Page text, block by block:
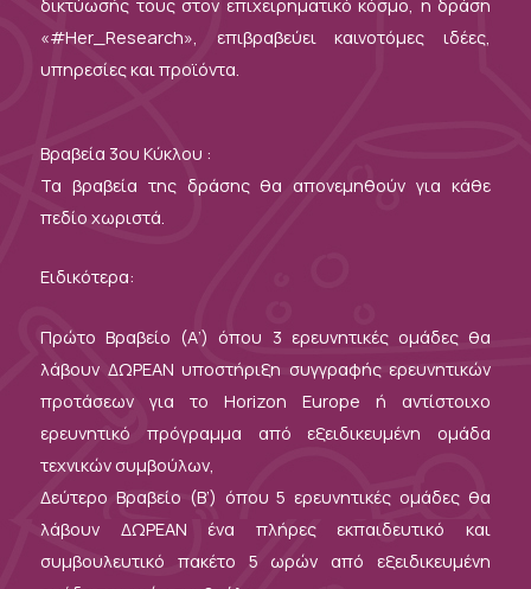
δικτύωσής τους στον επιχειρηματικό κόσμο, η δράση
«#Her_Research», επιβραβεύει καινοτόμες ιδέες,
υπηρεσίες και προϊόντα.
Βραβεία 3ου Κύκλου :
Τα βραβεία της δράσης θα απονεμηθούν για κάθε
πεδίο χωριστά.
Ειδικότερα:
Πρώτο Βραβείο (Α’) όπου 3 ερευνητικές ομάδες θα
λάβουν ΔΩΡΕΑΝ υποστήριξη συγγραφής ερευνητικών
προτάσεων για το Horizon Europe ή αντίστοιχο
ερευνητικό πρόγραμμα από εξειδικευμένη ομάδα
τεχνικών συμβούλων,
Δεύτερο Βραβείο (Β’) όπου 5 ερευνητικές ομάδες θα
λάβουν ΔΩΡΕΑΝ ένα πλήρες εκπαιδευτικό και
συμβουλευτικό πακέτο 5 ωρών από εξειδικευμένη